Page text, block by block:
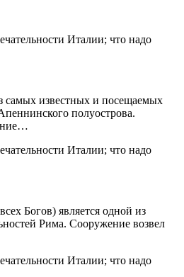
самых известных и посещаемых
полуострова.
Богов) является одной из
Рима. Сооружение возвел